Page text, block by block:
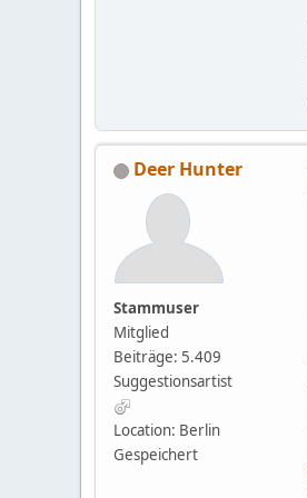
Deer Hunter
Stammuser
Mitglied
Beiträge: 5.409
Suggestionsartist
Location: Berlin
Gespeichert